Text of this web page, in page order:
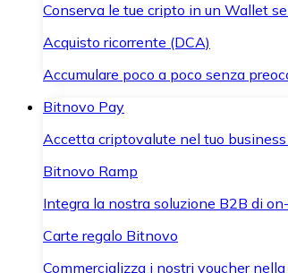
Conserva le tue cripto in un Wallet
Acquisto ricorrente (DCA)
Accumulare poco a poco senza
Bitnovo Pay
Accetta criptovalute nel tuo
Bitnovo Ramp
Integra la nostra soluzione B2B di
Carte regalo Bitnovo
Commercializza i nostri voucher